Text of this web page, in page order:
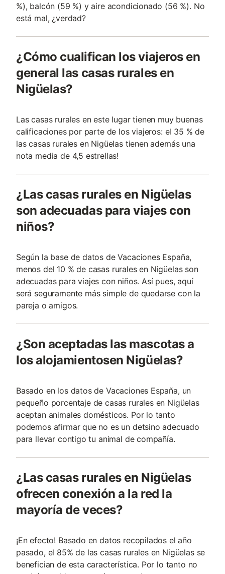
%), balcón (59 %) y aire acondicionado (56 %). No
está mal, ¿verdad?
¿Cómo cualifican los viajeros en
general las casas rurales en
Nigüelas?
Las casas rurales en este lugar tienen muy buenas
calificaciones por parte de los viajeros: el 35 % de
las casas rurales en Nigüelas tienen además una
nota media de 4,5 estrellas!
¿Las casas rurales en Nigüelas
son adecuadas para viajes con
niños?
Según la base de datos de Vacaciones España,
menos del 10 % de casas rurales en Nigüelas son
adecuadas para viajes con niños. Así pues, aquí
será seguramente más simple de quedarse con la
pareja o amigos.
¿Son aceptadas las mascotas a
los alojamientosen Nigüelas?
Basado en los datos de Vacaciones España, un
pequeño porcentaje de casas rurales en Nigüelas
aceptan animales domésticos. Por lo tanto
podemos afirmar que no es un detsino adecuado
para llevar contigo tu animal de compañía.
¿Las casas rurales en Nigüelas
ofrecen conexión a la red la
mayoría de veces?
¡En efecto! Basado en datos recopilados el año
pasado, el 85% de las casas rurales en Nigüelas se
benefician de esta característica. Por lo tanto no